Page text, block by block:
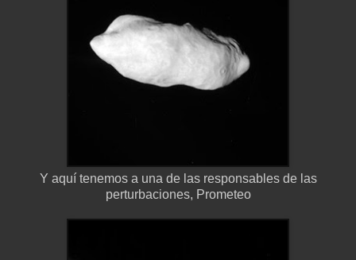
Y aquí tenemos a una de las responsables de las
perturbaciones, Prometeo